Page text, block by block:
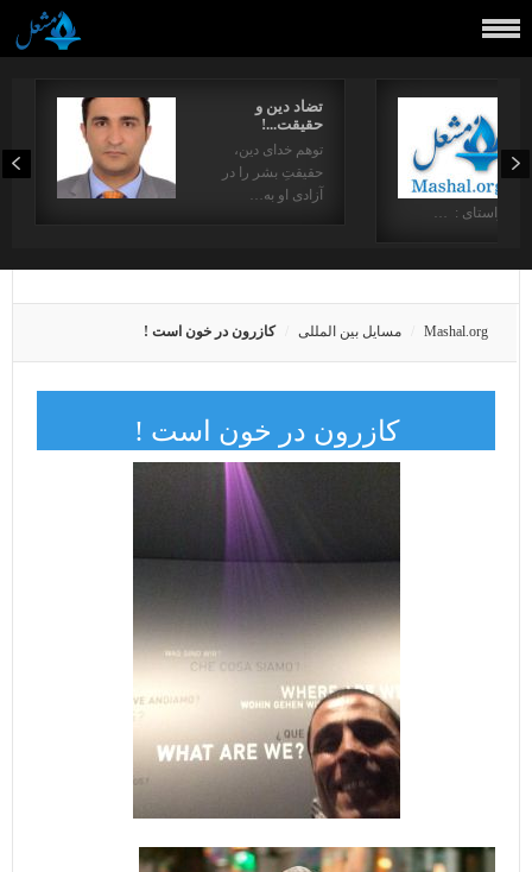
تضاد دین و
حقیقت...!
توهم خدای دین،
حقیقتِ بشر را در
آزادی او به…
در راستای : …
Mashal.org مسایل بین المللی کازرون در خون است !
کازرون در خون است !